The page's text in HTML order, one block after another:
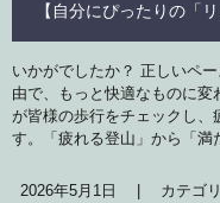
【自分にぴったりの「
いかがでしたか？ 正しいペ
由で、もっと快適なものに
が皆様の歩行をチェックし、
す。「疲れる登山」から「満
2026年5月1日 カテゴ